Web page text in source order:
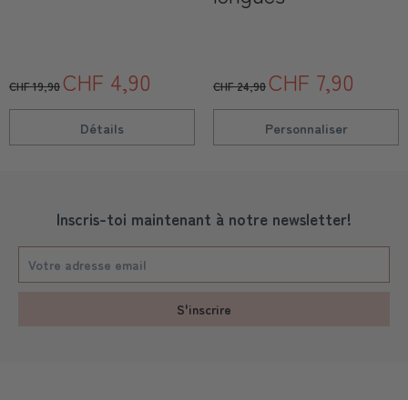
CHF 19,90CHF 4,90
Détails
CHF 24,90CHF 7,90
Personnaliser
Inscris-toi maintenant à notre newsletter!
S'inscrire